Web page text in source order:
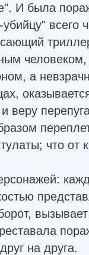
И была
всего
а
веру
что от
на друга.